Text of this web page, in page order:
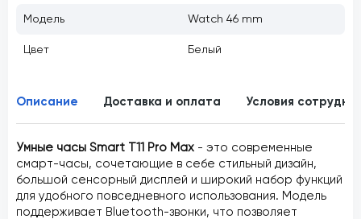
Модель Watch 46 mm
Цвет Белый
Описание Доставка и оплата Условия
Умные часы Smart T11 Pro Max - это современные
смарт-часы, сочетающие в себе стильный дизайн,
большой сенсорный дисплей и широкий набор функций
для удобного повседневного использования. Модель
поддерживает Bluetooth-звонки, что позволяет